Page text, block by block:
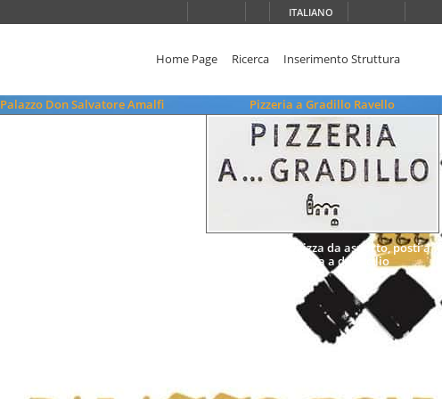
ITALIANO
Home Page Ricerca Inserimento Struttura
Palazzo Don Salvatore Amalfi Pizzeria a Gradillo Ravello
Forno a legna, pizza da asporto, posti a
sedere, pizza a domicilio